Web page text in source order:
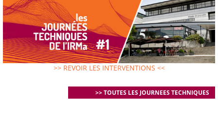
>> REVOIR LES INTERVENTIONS <<
>> TOUTES LES JOURNEES TECHNIQUES